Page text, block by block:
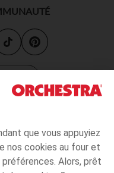
que vous appuyiez
nos cookies au four et
Alors, prêt